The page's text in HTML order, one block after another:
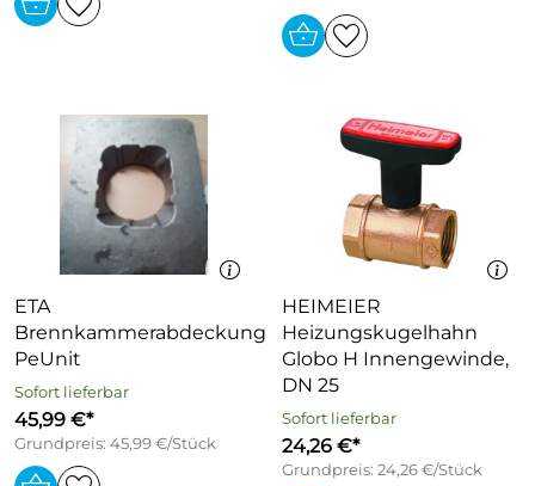
ETA
Brennkammerabdeckung
PeUnit
Sofort lieferbar
45,99 €*
Grundpreis: 45,99 €/Stück
HEIMEIER
Heizungskugelhahn
Globo H Innengewinde,
DN 25
Sofort lieferbar
24,26 €*
Grundpreis: 24,26 €/Stück